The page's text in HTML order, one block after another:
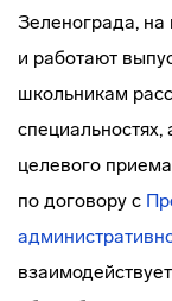
Зеленограда, на
и работают
школьникам
целевого
по договору с